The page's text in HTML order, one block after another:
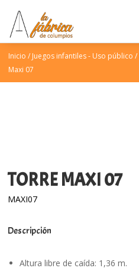
Inicio / Juegos infantiles - Uso público /
Maxi 07
TORRE MAXI 07
MAXI07
Descripción
Altura libre de caída: 1,36 m.